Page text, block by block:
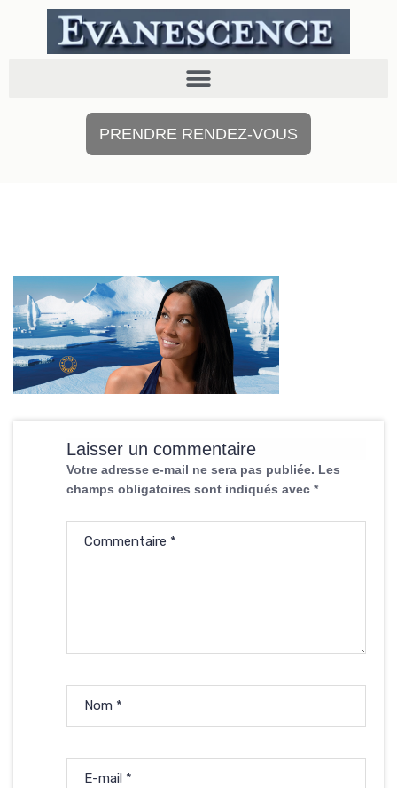
PRENDRE RENDEZ-VOUS
Laisser un commentaire
Votre adresse e-mail ne sera pas publiée. Les
champs obligatoires sont indiqués avec *
Commentaire *
Nom *
E-mail *